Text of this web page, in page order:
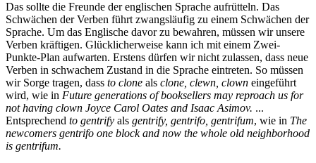
Das sollte die Freunde der englischen Sprache aufrütteln. Das
Schwächen der Verben führt zwangsläufig zu einem Schwächen der
Sprache. Um das Englische davor zu bewahren, müssen wir unsere
Verben kräftigen. Glücklicherweise kann ich mit einem Zwei-
Punkte-Plan aufwarten. Erstens dürfen wir nicht zulassen, dass neue
Verben in schwachem Zustand in die Sprache eintreten. So müssen
wir Sorge tragen, dass to clone als clone, clewn, clown eingeführt
wird, wie in Future generations of booksellers may reproach us for
not having clown Joyce Carol Oates and Isaac Asimov. ...
Entsprechend to gentrify als gentrify, gentrifo, gentrifum, wie in The
newcomers gentrifo one block and now the whole old neighborhood
is gentrifum.